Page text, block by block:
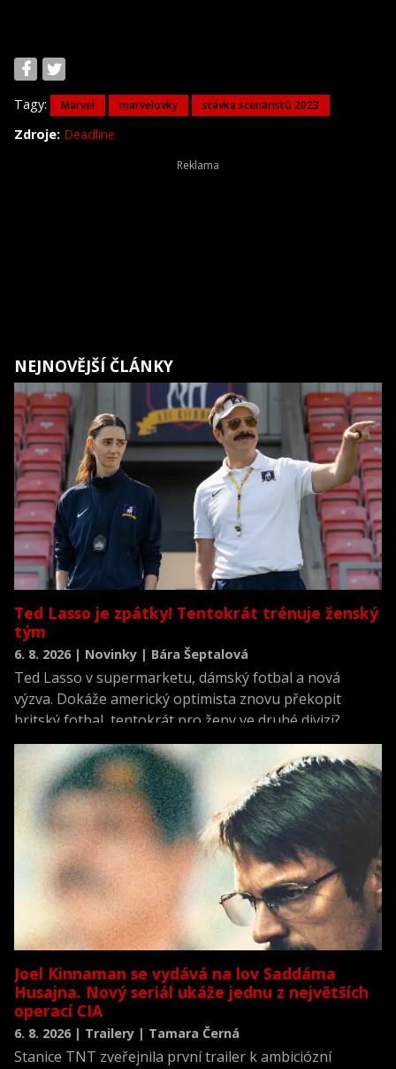
Tagy: Marvel marvelovky stávka scenáristů 2023
Zdroje: Deadline
NEJNOVĚJŠÍ ČLÁNKY
Ted Lasso je zpátky! Tentokrát trénuje ženský
tým
6. 8. 2026 | Novinky | Bára Šeptalová
Ted Lasso v supermarketu, dámský fotbal a nová
výzva. Dokáže americký optimista znovu překopit
britský fotbal, tentokrát pro ženy ve druhé divizi?
Joel Kinnaman se vydává na lov Saddáma
Husajna. Nový seriál ukáže jednu z největších
operací CIA
6. 8. 2026 | Trailery | Tamara Černá
Stanice TNT zveřejnila první trailer k ambiciózní